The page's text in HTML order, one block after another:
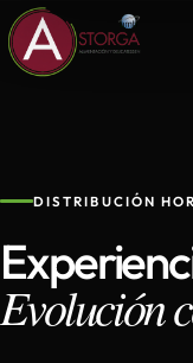
DISTRIBUCIÓN
Evolución